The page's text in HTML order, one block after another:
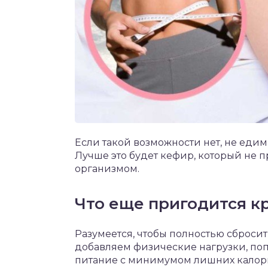
Если такой возможности нет, не
Лучше это будет кефир, который не
организмом.
Что еще пригодится
Разумеется, чтобы полностью
добавляем физические нагрузки,
питание с минимумом лишних